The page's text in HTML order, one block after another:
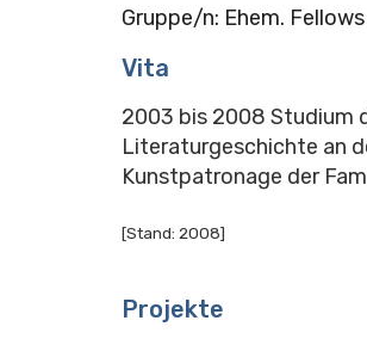
Gruppe/n: Ehem. Fellows
Vita
2003 bis 2008 Studium
Literaturgeschichte an
Kunstpatronage der
[Stand: 2008]
Projekte